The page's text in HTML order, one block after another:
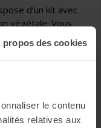
propos des cookies
le contenu
relatives aux
d’un kit avec
végétale. Vous
floral sous
des plantes.